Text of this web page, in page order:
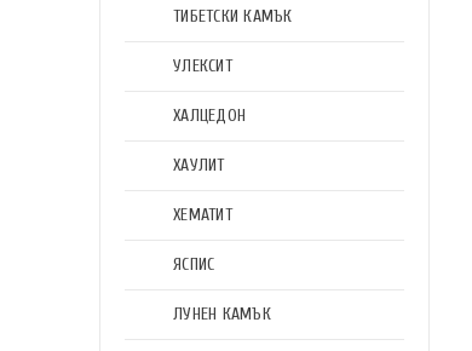
ТИБЕТСКИ КАМЪК
УЛЕКСИТ
ХАЛЦЕДОН
ХАУЛИТ
ХЕМАТИТ
ЯСПИС
ЛУНЕН КАМЪК